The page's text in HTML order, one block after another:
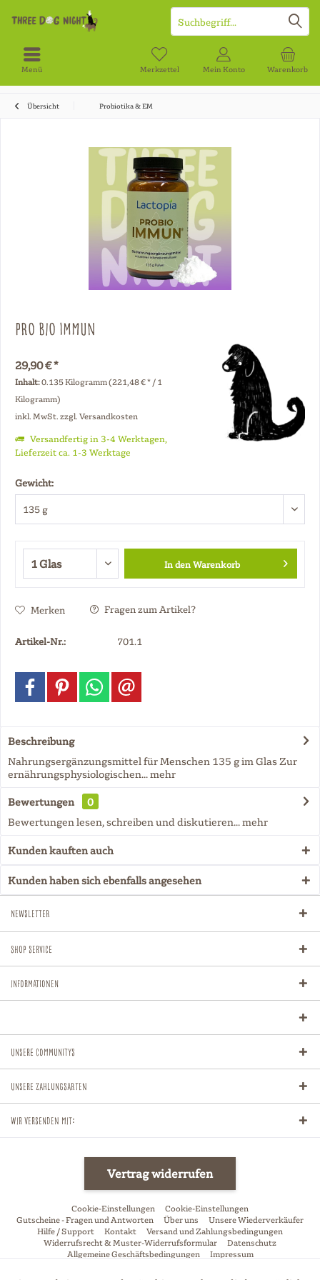
Menü Warenkorb
Merkzettel Mein Konto
Übersicht Probiotika & EM
Pro Bio immun
29,90 € *
Inhalt:0.135 Kilogramm (221,48 € * / 1
Kilogramm)
inkl. MwSt. zzgl. Versandkosten
Versandfertig in 3-4 Werktagen,
Lieferzeit ca. 1-3 Werktage
Gewicht:
In denWarenkorb
Merken Fragen zum Artikel?
Artikel-Nr.: 701.1
Beschreibung
Nahrungsergänzungsmittel für Menschen 135 g im Glas Zur
ernährungsphysiologischen...mehr
Bewertungen
0
Bewertungen lesen, schreiben und diskutieren...mehr
Kunden kauften auch
Kunden haben sich ebenfalls angesehen
Newsletter
Shop Service
Informationen
Unsere Communitys
Unsere Zahlungsarten
Wir versenden mit:
Vertrag widerrufen
Cookie-Einstellungen
Cookie-Einstellungen
Gutscheine - Fragen und Antworten
Über uns
Unsere Wiederverkäufer
Hilfe / Support
Kontakt
Versand und Zahlungsbedingungen
Widerrufsrecht & Muster-Widerrufsformular
Datenschutz
Allgemeine Geschäftsbedingungen
Impressum